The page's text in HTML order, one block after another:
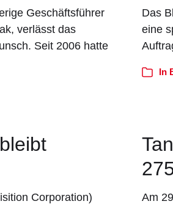
Geschäftsführer
verlässt das
Seit 2006 hatte
Das
eine
In
Corporation)
Am